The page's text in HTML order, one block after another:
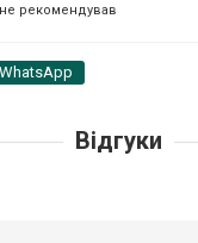
рекомендував
WhatsApp
Відгуки